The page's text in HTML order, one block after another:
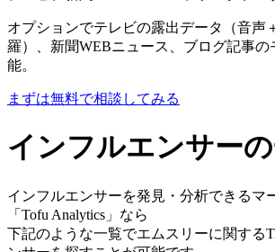
オプションでテレビの露出データ（音声
羅）、新聞WEBニュース、ブログ記事の
能。
まずは無料で相談してみる
インフルエンサー
インフルエンサーを発見・分析できるマ
「Tofu Analytics」なら
下記のような一覧でエムスリーに関する